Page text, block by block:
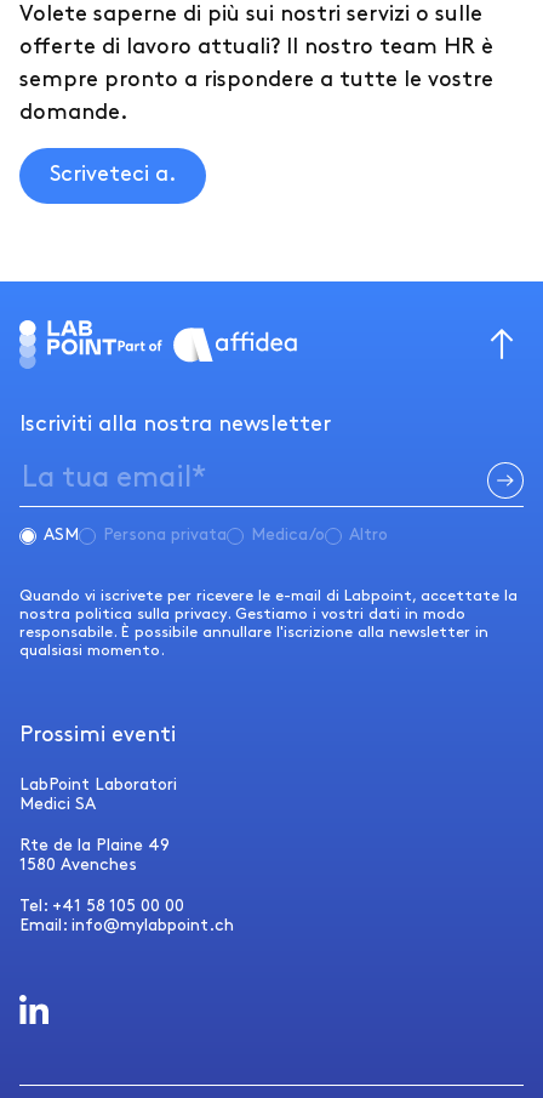
Volete saperne di più sui nostri servizi o sulle
offerte di lavoro attuali? Il nostro team HR è
sempre pronto a rispondere a tutte le vostre
domande.
Scriveteci a.
LabPoint Laboratori
Medici SA
Rte de la Plaine 49
1580 Avenches
Tel: +41 58 105 00 00
Email: info@mylabpoint.ch
Iscriviti alla nostra newsletter
ASM Persona privata Medica/o Altro
Quando vi iscrivete per ricevere le e-mail di Labpoint, accettate la
nostra politica sulla privacy. Gestiamo i vostri dati in modo
responsabile. È possibile annullare l'iscrizione alla newsletter in
qualsiasi momento.
Prossimi eventi